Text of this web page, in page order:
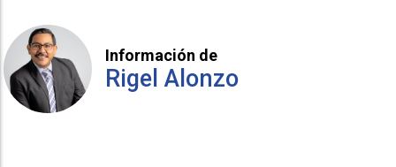
Información de
Rigel Alonzo